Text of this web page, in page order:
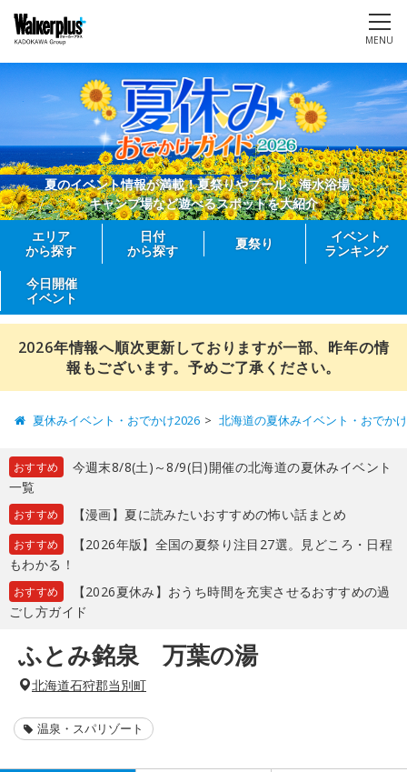
MENU
夏のイベント情報が満載！夏祭りやプール、海水浴場、
キャンプ場など遊べるスポットを大紹介
エリア
から探す
日付
から探す
夏祭り
イベント
ランキング
今日開催
イベント
2026年情報へ順次更新しておりますが一部、昨年の情
報もございます。予めご了承ください。
夏休みイベント・おでかけ2026 北海道の夏休みイベント・おでか
おすすめ
今週末8/8(土)～8/9(日)開催の北海道の夏休みイベント
一覧
おすすめ 【漫画】夏に読みたいおすすめの怖い話まとめ
おすすめ
【2026年版】全国の夏祭り注目27選。見どころ・日程
もわかる！
おすすめ
【2026夏休み】おうち時間を充実させるおすすめの過
ごし方ガイド
ふとみ銘泉 万葉の湯
北海道石狩郡当別町
温泉・スパリゾート